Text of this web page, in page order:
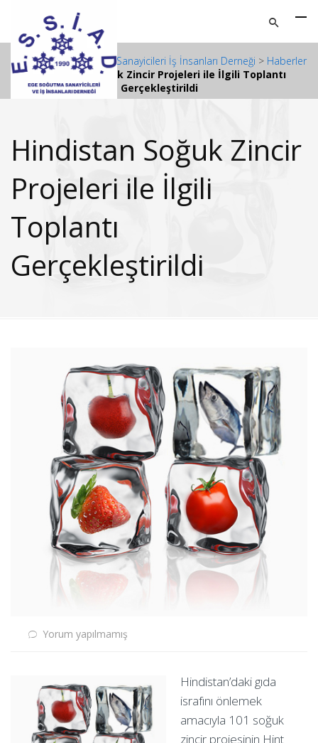
ESSİAD - Ege Soğutma Sanayicileri İş İnsanları Derneği > Haberler
>Hindistan Soğuk Zincir Projeleri ile İlgili Toplantı
Gerçekleştirildi
Hindistan Soğuk Zincir
Projeleri ile İlgili
Toplantı
Gerçekleştirildi
Yorum yapılmamış
Hindistan’daki gıda
israfını önlemek
amacıyla 101 soğuk
zincir projesinin Hint